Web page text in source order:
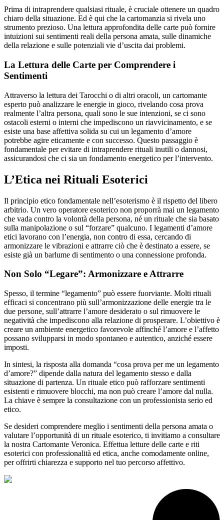
Prima di intraprendere qualsiasi rituale, è cruciale ottenere un quadro
chiaro della situazione. Ed è qui che la cartomanzia si rivela uno
strumento prezioso. Una lettura approfondita delle carte può fornire
intuizioni sui sentimenti reali della persona amata, sulle dinamiche
della relazione e sulle potenziali vie d’uscita dai problemi.
La Lettura delle Carte per Comprendere i
Sentimenti
Attraverso la lettura dei Tarocchi o di altri oracoli, un cartomante
esperto può analizzare le energie in gioco, rivelando cosa prova
realmente l’altra persona, quali sono le sue intenzioni, se ci sono
ostacoli esterni o interni che impediscono un riavvicinamento, e se
esiste una base affettiva solida su cui un legamento d’amore
potrebbe agire eticamente e con successo. Questo passaggio è
fondamentale per evitare di intraprendere rituali inutili o dannosi,
assicurandosi che ci sia un fondamento energetico per l’intervento.
L’Etica nei Rituali Esoterici
Il principio etico fondamentale nell’esoterismo è il rispetto del libero
arbitrio. Un vero operatore esoterico non proporrà mai un legamento
che vada contro la volontà della persona, né un rituale che sia basato
sulla manipolazione o sul “forzare” qualcuno. I legamenti d’amore
etici lavorano con l’energia, non contro di essa, cercando di
armonizzare le vibrazioni e attrarre ciò che è destinato a essere, se
esiste già un barlume di sentimento o una connessione profonda.
Non Solo “Legare”: Armonizzare e Attrarre
Spesso, il termine “legamento” può essere fuorviante. Molti rituali
efficaci si concentrano più sull’armonizzazione delle energie tra le
due persone, sull’attrarre l’amore desiderato o sul rimuovere le
negatività che impediscono alla relazione di prosperare. L’obiettivo è
creare un ambiente energetico favorevole affinché l’amore e l’affetto
possano svilupparsi in modo spontaneo e autentico, anziché essere
imposti.
In sintesi, la risposta alla domanda “cosa prova per me un legamento
d’amore?” dipende dalla natura del legamento stesso e dalla
situazione di partenza. Un rituale etico può rafforzare sentimenti
esistenti e rimuovere blocchi, ma non può creare l’amore dal nulla.
La chiave è sempre la consultazione con un professionista serio ed
etico.
Se desideri comprendere meglio i sentimenti della persona amata o
valutare l’opportunità di un rituale esoterico, ti invitiamo a consultare
la nostra Cartomante Veronica. Effettua letture delle carte e riti
esoterici con professionalità ed etica, anche comodamente online,
per offrirti chiarezza e supporto nel tuo percorso affettivo.